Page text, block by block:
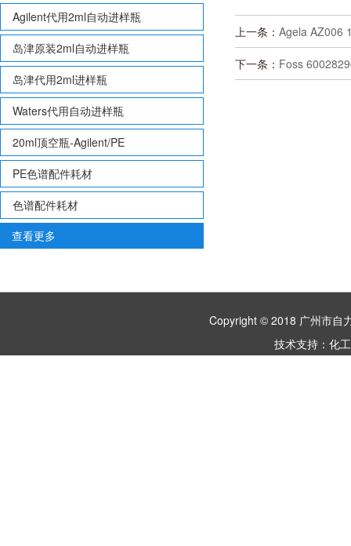
Agilent代用2ml自动进样瓶
岛津原装2ml自动进样瓶
岛津代用2ml进样瓶
Waters代用自动进样瓶
20ml顶空瓶-Agilent/PE
PE色谱配件耗材
色谱配件耗材
查看更多
上一条： Agela AZ006
下一条： Foss
Copyright © 2018 广州市
技术支持： 化